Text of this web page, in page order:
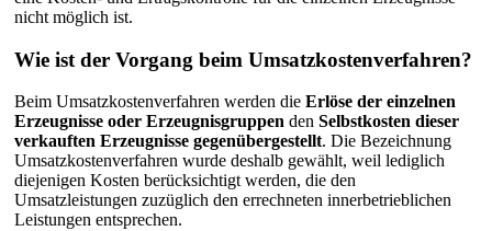
nicht möglich ist.
Wie ist der Vorgang beim Umsatzkostenverfahren?
Beim Umsatzkostenverfahren werden die Erlöse der einzelnen
Erzeugnisse oder Erzeugnisgruppen den Selbstkosten dieser
verkauften Erzeugnisse gegenübergestellt. Die Bezeichnung
Umsatzkostenverfahren wurde deshalb gewählt, weil lediglich
diejenigen Kosten berücksichtigt werden, die den
Umsatzleistungen zuzüglich den errechneten innerbetrieblichen
Leistungen entsprechen.